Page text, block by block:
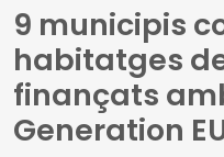
9 municipis
habitatges
finançats
Generation